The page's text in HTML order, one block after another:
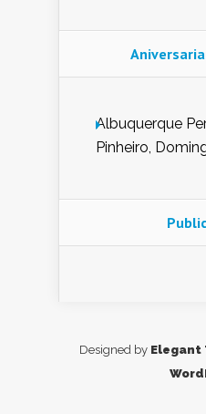
Albuquerque
Pinheiro,
Nunes de
Glória Pereira,
Designed by Elegant